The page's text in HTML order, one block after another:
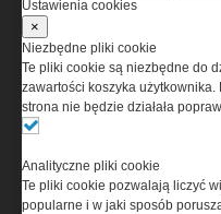
Ustawienia cookies
×
Niezbędne pliki cookie
Te pliki cookie są niezbędne do
zawartości koszyka
strona nie będzie działała
Analityczne pliki cookie
Te pliki cookie pozwalają liczyć
popularne i w jaki sposób